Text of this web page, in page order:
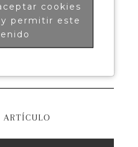
cookies
permitir este
ARTÍCULO